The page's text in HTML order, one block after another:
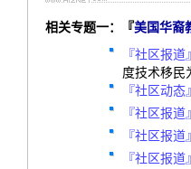
相关专题一：『美国华裔
『社区报道』
度技术移民
『社区动态』
『社区报道』
『社区报道』
『社区报道』